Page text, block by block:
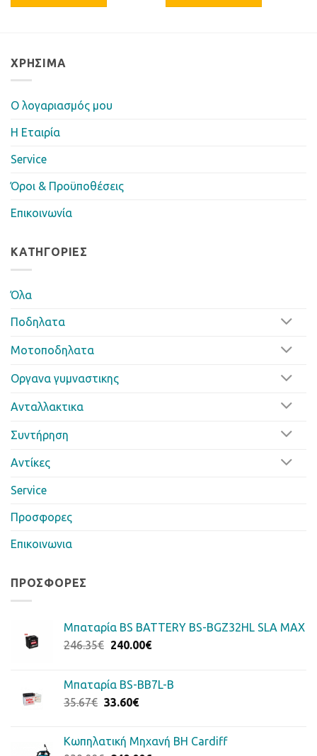
ΧΡΉΣΙΜΑ
Ο λογαριασμός μου
Η Eταιρία
Service
Όροι & Προϋποθέσεις
Επικοινωνία
ΚΑΤΗΓΟΡΊΕΣ
Όλα
Ποδηλατα
Μοτοποδηλατα
Οργανα γυμναστικης
Ανταλλακτικα
Συντήρηση
Αντίκες
Service
Προσφορες
Επικοινωνια
ΠΡΟΣΦΟΡΈΣ
Μπαταρία BS BATTERY BS-BGZ32HL SLA MAX
246.35€ Original
246.35€.
240.00€Η
είναι:
Μπαταρία BS-BB7L-B
35.67€ Original
35.67€.
33.60€Η
είναι:
Κωπηλατική Μηχανή BH Cardiff